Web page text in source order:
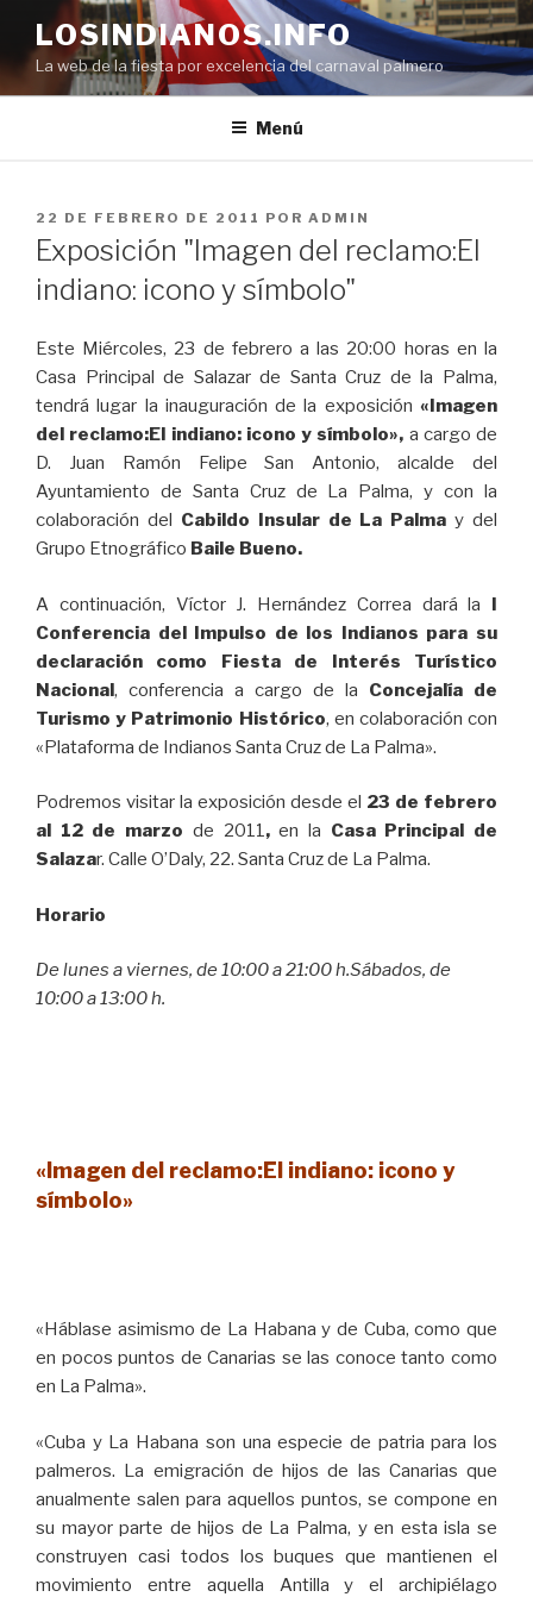
contenido
LOSINDIANOS.INFO
La web de la fiesta por excelencia del carnaval palmero
Menú
PUBLICADO
EL
22 DE FEBRERO DE 2011 POR ADMIN
Exposición "Imagen del reclamo:El
indiano: icono y símbolo"
Este Miércoles, 23 de febrero a las 20:00 horas en la
Casa Principal de Salazar de Santa Cruz de la Palma,
tendrá lugar la inauguración de la exposición «Imagen
del reclamo:El indiano: icono y símbolo», a cargo de
D. Juan Ramón Felipe San Antonio, alcalde del
Ayuntamiento de Santa Cruz de La Palma, y con la
colaboración del Cabildo Insular de La Palma y del
Grupo Etnográfico Baile Bueno.
A continuación, Víctor J. Hernández Correa dará la I
Conferencia del Impulso de los Indianos para su
declaración como Fiesta de Interés Turístico
Nacional, conferencia a cargo de la Concejalía de
Turismo y Patrimonio Histórico, en colaboración con
«Plataforma de Indianos Santa Cruz de La Palma».
Podremos visitar la exposición desde el 23 de febrero
al 12 de marzo de 2011,en la Casa Principal de
Salazar. Calle O’Daly, 22. Santa Cruz de La Palma.
Horario
De lunes a viernes, de 10:00 a 21:00 h.Sábados, de
10:00 a 13:00 h.
«Imagen del reclamo:El indiano: icono y
símbolo»
«Háblase asimismo de La Habana y de Cuba, como que
en pocos puntos de Canarias se las conoce tanto como
en La Palma».
«Cuba y La Habana son una especie de patria para los
palmeros. La emigración de hijos de las Canarias que
anualmente salen para aquellos puntos, se compone en
su mayor parte de hijos de La Palma, y en esta isla se
construyen casi todos los buques que mantienen el
movimiento entre aquella Antilla y el archipiélago